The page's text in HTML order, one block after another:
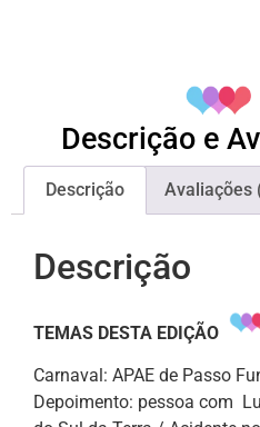
Descrição e
Descrição Avaliações
Descrição
TEMAS DESTA EDIÇÃO
Carnaval: APAE de Passo
Depoimento: pessoa com